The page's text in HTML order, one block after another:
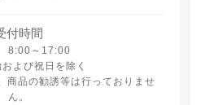
付時間
8:00～17:00
曜日 8時から17時
よび祝日を除く
商品の勧誘等は行っておりませ
ん。